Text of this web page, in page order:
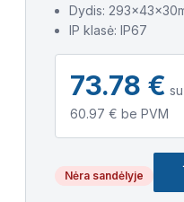
Dydis:
IP klasė: IP67
73.78 €
60.97 € be PVM
Nėra sandėlyje